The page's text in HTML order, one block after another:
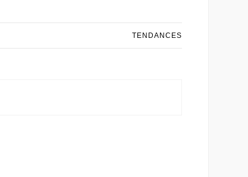
TENDANCES